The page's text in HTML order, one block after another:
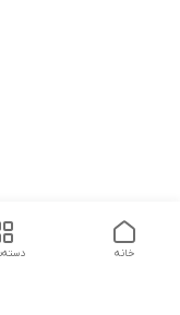
خانه